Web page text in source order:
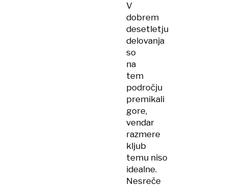
V
dobrem
desetletju
delovanja
so
na
tem
področju
premikali
gore,
vendar
razmere
kljub
temu niso
idealne.
Nesreče